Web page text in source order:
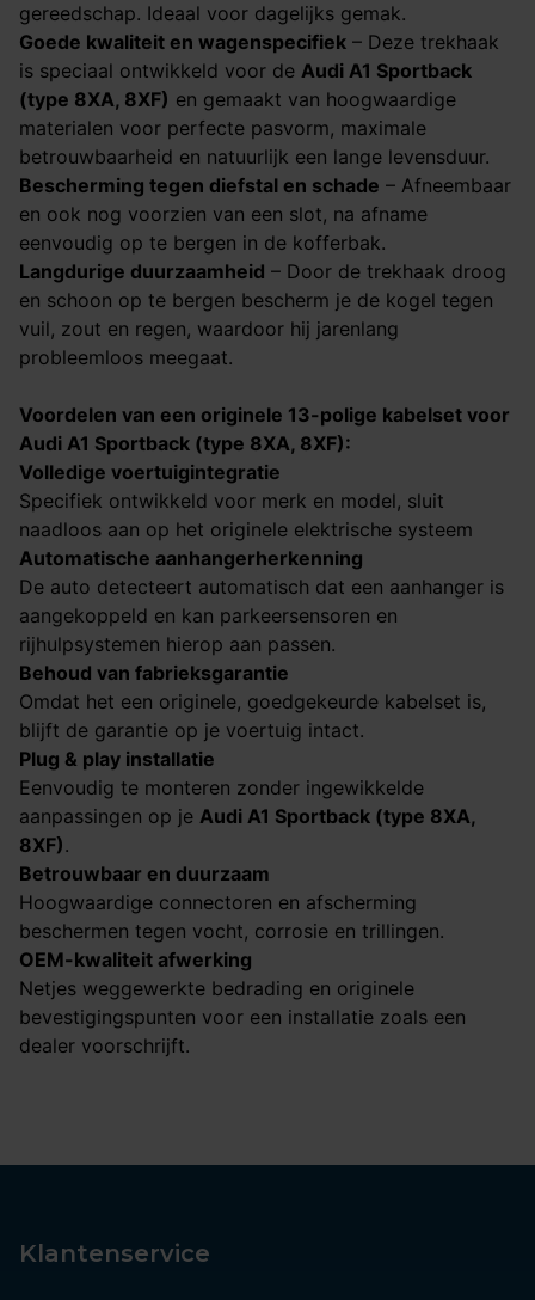
gereedschap. Ideaal voor dagelijks gemak.
Goede kwaliteit en wagenspecifiek – Deze trekhaak
is speciaal ontwikkeld voor de Audi A1 Sportback
(type 8XA, 8XF) en gemaakt van hoogwaardige
materialen voor perfecte pasvorm, maximale
betrouwbaarheid en natuurlijk een lange levensduur.
Bescherming tegen diefstal en schade – Afneembaar
en ook nog voorzien van een slot, na afname
eenvoudig op te bergen in de kofferbak.
Langdurige duurzaamheid – Door de trekhaak droog
en schoon op te bergen bescherm je de kogel tegen
vuil, zout en regen, waardoor hij jarenlang
probleemloos meegaat.
Voordelen van een originele 13-polige kabelset voor
Audi A1 Sportback (type 8XA, 8XF)​​​​​​​:
Volledige voertuigintegratie
Specifiek ontwikkeld voor merk en model, sluit
naadloos aan op het originele elektrische systeem
Automatische aanhangerherkenning
De auto detecteert automatisch dat een aanhanger is
aangekoppeld en kan parkeersensoren en
rijhulpsystemen hierop aan passen.
Behoud van fabrieksgarantie
Omdat het een originele, goedgekeurde kabelset is,
blijft de garantie op je voertuig intact.
Plug & play installatie
Eenvoudig te monteren zonder ingewikkelde
aanpassingen op je Audi A1 Sportback (type 8XA,
8XF)​​​​​​​.
Betrouwbaar en duurzaam
Hoogwaardige connectoren en afscherming
beschermen tegen vocht, corrosie en trillingen.
OEM-kwaliteit afwerking
Netjes weggewerkte bedrading en originele
bevestigingspunten voor een installatie zoals een
dealer voorschrijft.
Klantenservice